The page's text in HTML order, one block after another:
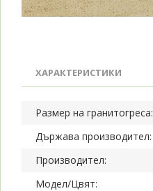
ХАРАКТЕРИСТИКИ
Размер на гранитогреса:
Държава производител:
Производител:
Модел/Цвят: